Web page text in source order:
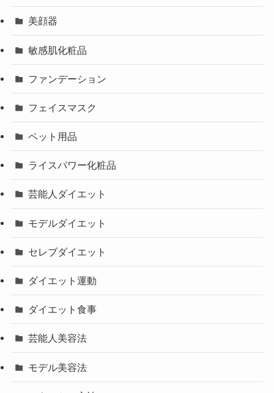
美顔器
敏感肌化粧品
ファンデーション
フェイスマスク
ペット用品
ライスパワー化粧品
芸能人ダイエット
モデルダイエット
セレブダイエット
ダイエット運動
ダイエット食事
芸能人美容法
モデル美容法